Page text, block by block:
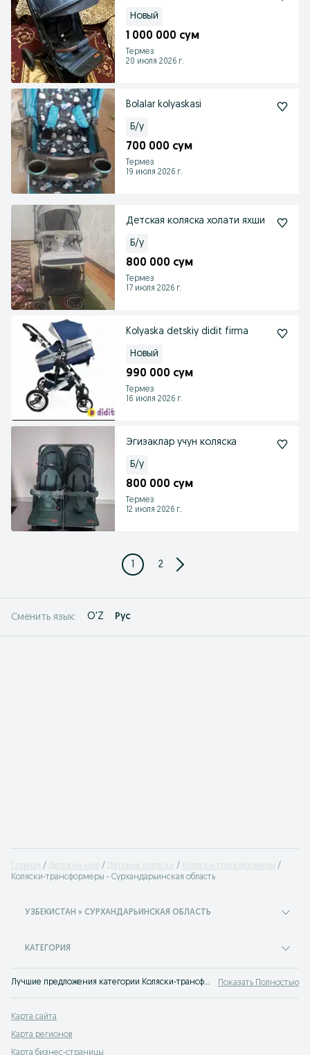
Новый
1 000 000 сум
Термез
20 июля 2026 г.
Bolalar kolyaskasi
Б/у
700 000 сум
Термез
19 июля 2026 г.
Детская коляска холати яхши
Б/у
800 000 сум
Термез
17 июля 2026 г.
Kolyaska detskiy didit firma
Новый
990 000 сум
Термез
16 июля 2026 г.
Эгизаклар учун коляска
Б/у
800 000 сум
Термез
12 июля 2026 г.
1 2
Сменить язык: O'Z Рус
Главная Детский мир Детские коляски
Коляски-трансформеры
Коляски-трансформеры - Сурхандарьинская область
УЗБЕКИСТАН » СУРХАНДАРЬИНСКАЯ ОБЛАСТЬ
КАТЕГОРИЯ
Лучшие предложения категории Коляски-трансформеры Сурхандарьинская область. Большой выбор товаров и услуг по выгодным ценам на OLX! Множество предложений на OLX.uz! Показать Полностью
Карта сайта
Карта регионов
Карта бизнес-страницы